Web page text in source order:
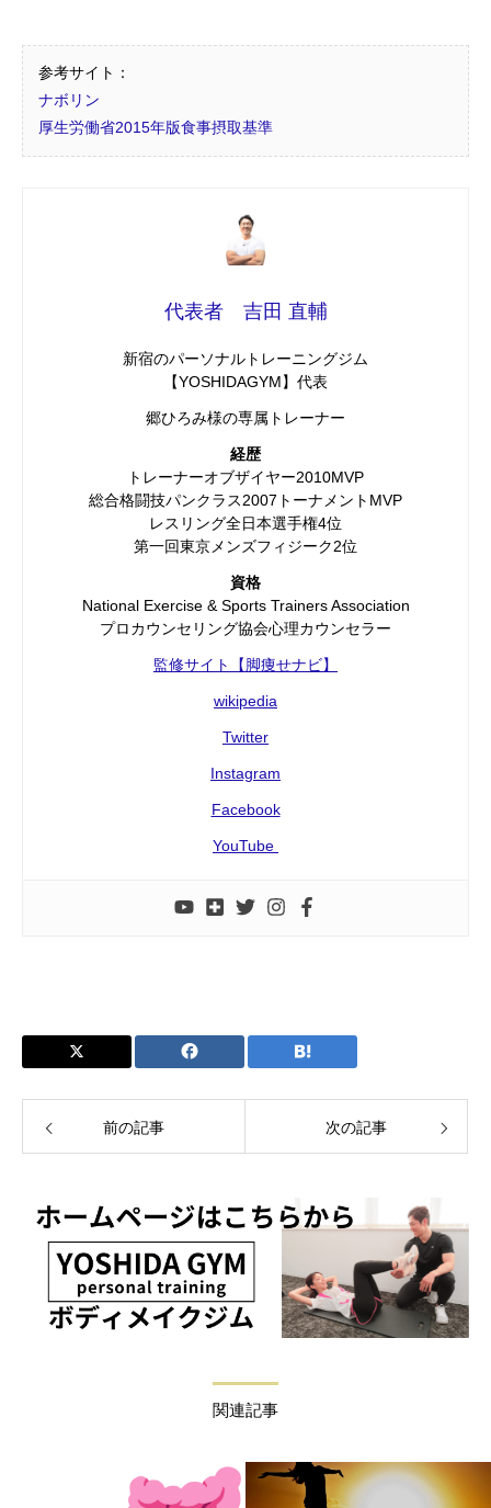
参考サイト：
ナボリン
厚生労働省2015年版食事摂取基準
代表者 吉田 直輔
新宿のパーソナルトレーニングジム
【YOSHIDAGYM】代表
郷ひろみ様の専属トレーナー
経歴
トレーナーオブザイヤー2010MVP
総合格闘技パンクラス2007トーナメントMVP
レスリング全日本選手権4位
第一回東京メンズフィジーク2位
資格
National Exercise & Sports Trainers Association
プロカウンセリング協会心理カウンセラー
監修サイト【脚痩せナビ】
wikipedia
Twitter
Instagram
Facebook
YouTube
前の記事 次の記事
関連記事